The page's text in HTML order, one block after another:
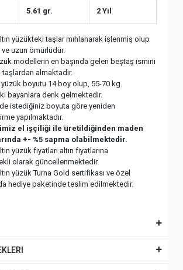
5.61 gr. 2 Yıl
yüzükteki taşlar mıhlanarak işlenmiş olup
ve uzun ömürlüdür.
modellerin en başında gelen beştaş ismini
almaktadır.
boyutu 14 boy olup, 55-70 kg.
bayanlara denk gelmektedir.
istediğiniz boyuta göre yeniden
yapılmaktadır.
el işçiliği ile üretildiğinden maden
+- %5 sapma olabilmektedir.
yüzük fiyatları altın fiyatlarına
olarak güncellenmektedir.
yüzük Turna Gold sertifikası ve özel
hediye paketinde teslim edilmektedir.